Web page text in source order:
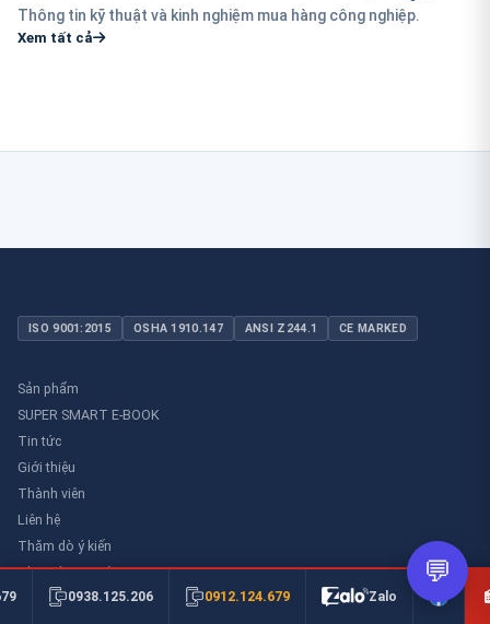
Thông tin kỹ thuật và kinh nghiệm mua hàng công nghiệp.
Xem tất cả
ISO 9001:2015 OSHA 1910.147 ANSI Z244.1 CE MARKED
Sản phẩm
SUPER SMART E-BOOK
Tin tức
Giới thiệu
Thành viên
Liên hệ
Thăm dò ý kiến
Thư viên an toàn
0938.125.206 0912.124.679 Zalo
💬